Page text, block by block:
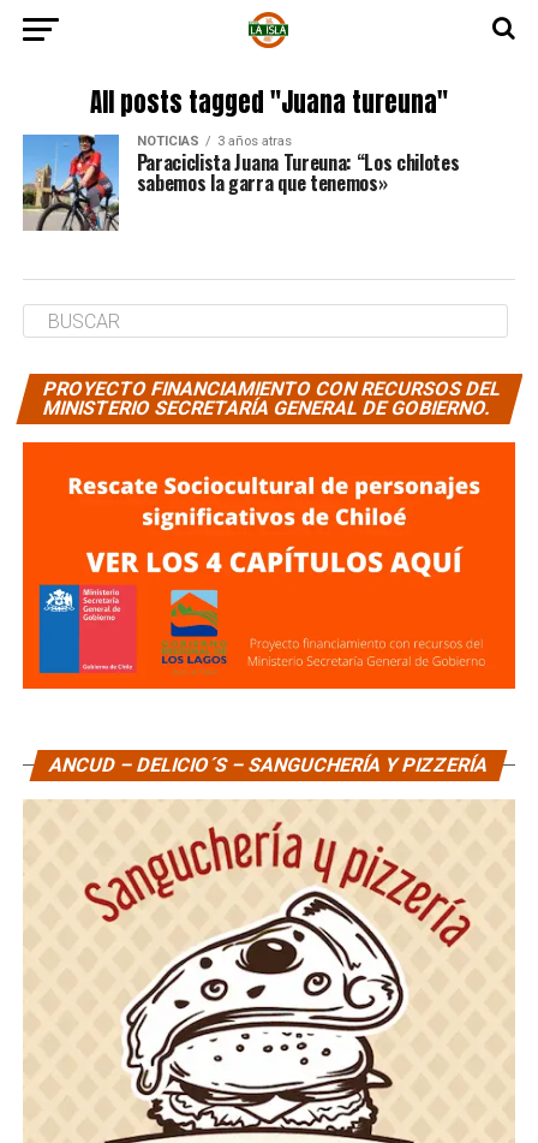
All posts tagged "Juana tureuna"
NOTICIAS 3 años atras
Paraciclista Juana Tureuna: “Los chilotes
sabemos la garra que tenemos»
PROYECTO FINANCIAMIENTO CON RECURSOS DEL
MINISTERIO SECRETARÍA GENERAL DE GOBIERNO.
ANCUD – DELICIO´S – SANGUCHERÍA Y PIZZERÍA